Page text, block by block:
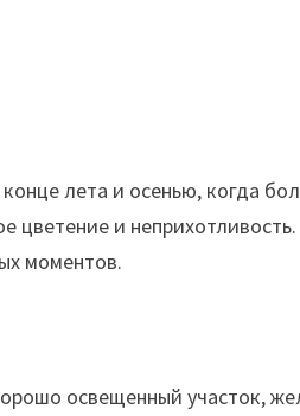
лета и осенью, когда
цветение и
моментов.
освещенный участок,